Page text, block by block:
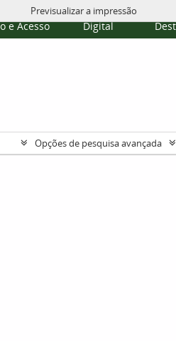
de
e Acesso
Repositório
Digital
Previsualizar a impressão
Opções de pesquisa avançada